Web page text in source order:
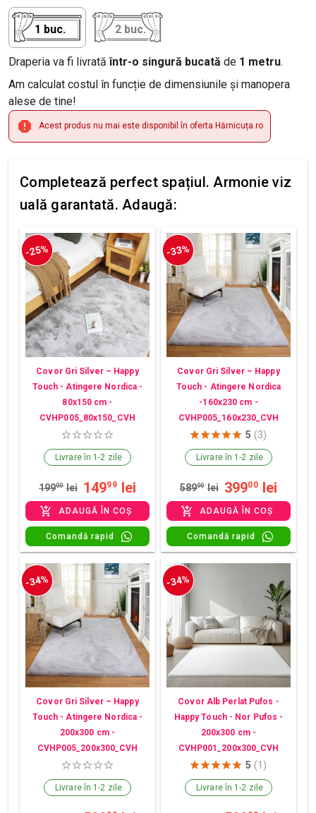
1 buc. 2 buc.
Draperia va fi livratăîntr-o singură bucată de 1 metru.
Am calculat costul în funcție de dimensiunile și manopera
alese de tine!
Acest produs nu mai este disponibil în oferta Hărnicuța.ro
Completează perfect spațiul. Armonie viz
uală garantată. Adaugă:
-25%
Covor Gri Silver – Happy
Touch - Atingere Nordica -
80x150 cm -
CVHP005_80x150_CVH
Livrare în 1-2 zile
19900 lei 14999 lei
ADAUGĂ ÎN COȘ
Comandă rapid
-33%
Covor Gri Silver – Happy
Touch - Atingere Nordica
-160x230 cm -
CVHP005_160x230_CVH
5 (3)
Livrare în 1-2 zile
58900 lei 39900 lei
ADAUGĂ ÎN COȘ
Comandă rapid
-34%
Covor Gri Silver – Happy
Touch - Atingere Nordica -
200x300 cm -
CVHP005_200x300_CVH
Livrare în 1-2 zile
-34%
Covor Alb Perlat Pufos -
Happy Touch - Nor Pufos -
200x300 cm -
CVHP001_200x300_CVH
5 (1)
Livrare în 1-2 zile